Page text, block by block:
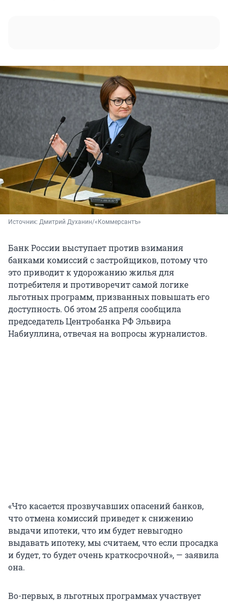
Источник: Дмитрий Духанин/«Коммерсантъ»
Банк России выступает против взимания
банками комиссий с застройщиков, потому что
это приводит к удорожанию жилья для
потребителя и противоречит самой логике
льготных программ, призванных повышать его
доступность. Об этом 25 апреля сообщила
председатель Центробанка РФ Эльвира
Набиуллина, отвечая на вопросы журналистов.
«Что касается прозвучавших опасений банков,
что отмена комиссий приведет к снижению
выдачи ипотеки, что им будет невыгодно
выдавать ипотеку, мы считаем, что если просадка
и будет, то будет очень краткосрочной», — заявила
она.
Во-первых, в льготных программах участвует